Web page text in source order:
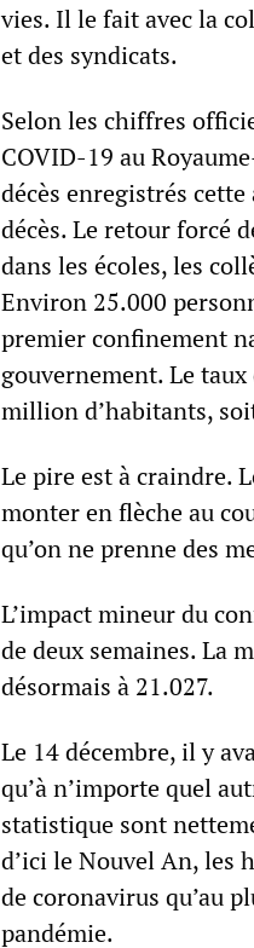
vies. Il le fait avec la
et des syndicats.
Selon les chiffres
COVID-19 au
décès enregistrés
décès. Le retour forcé
dans les écoles, les
Environ 25.000
premier confinement
gouvernement. Le
million d’habitants,
Le pire est à craindre.
monter en flèche au
qu’on ne prenne des
L’impact mineur du
de deux semaines. La
désormais à 21.027.
Le 14 décembre, il y
qu’à n’importe quel
statistique sont
d’ici le Nouvel An, les
de coronavirus qu’au
pandémie.